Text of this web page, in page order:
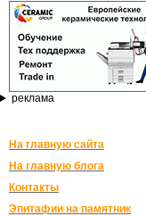
реклама
На главную сайта
На главную блога
Контакты
Эпитафии на памятник